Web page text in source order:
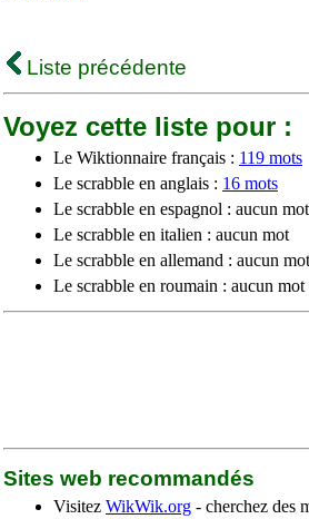
Liste précédente
Voyez cette liste pour :
Le Wiktionnaire français : 119 mots
Le scrabble en anglais : 16 mots
Le scrabble en espagnol : aucun mot
Le scrabble en italien : aucun mot
Le scrabble en allemand : aucun mot
Le scrabble en roumain : aucun mot
Sites web recommandés
Visitez WikWik.org - cherchez des